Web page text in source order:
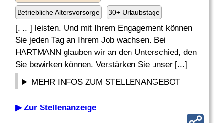
Betriebliche Altersvorsorge 30+ Urlaubstage
[. .. ] leisten. Und mit Ihrem Engagement können
Sie jeden Tag an Ihrem Job wachsen. Bei
HARTMANN glauben wir an den Unterschied, den
Sie bewirken können. Verstärken Sie unser [...]
MEHR INFOS ZUM STELLENANGEBOT
▶ Zur Stellenanzeige